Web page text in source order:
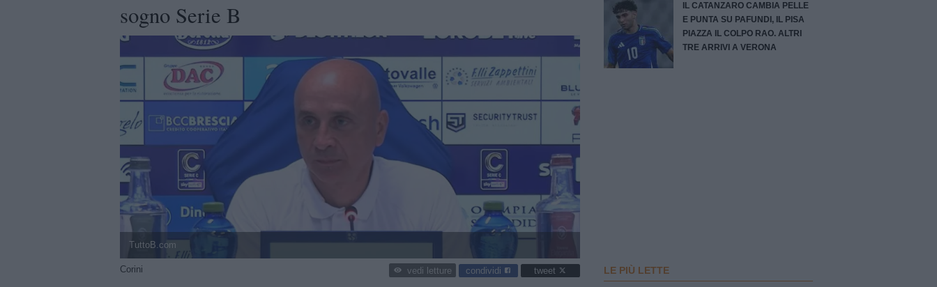
sogno Serie B
TuttoB.com
Corini vedi letture condividi tweet
IL CATANZARO CAMBIA PELLE
E PUNTA SU PAFUNDI, IL PISA
PIAZZA IL COLPO RAO. ALTRI
TRE ARRIVI A VERONA
LE PIÙ LETTE